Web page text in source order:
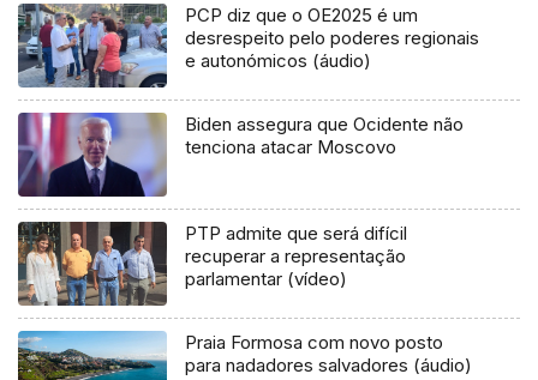
PCP diz que o OE2025 é um
desrespeito pelo poderes regionais
e autonómicos (áudio)
Biden assegura que Ocidente não
tenciona atacar Moscovo
PTP admite que será difícil
recuperar a representação
parlamentar (vídeo)
Praia Formosa com novo posto
para nadadores salvadores (áudio)